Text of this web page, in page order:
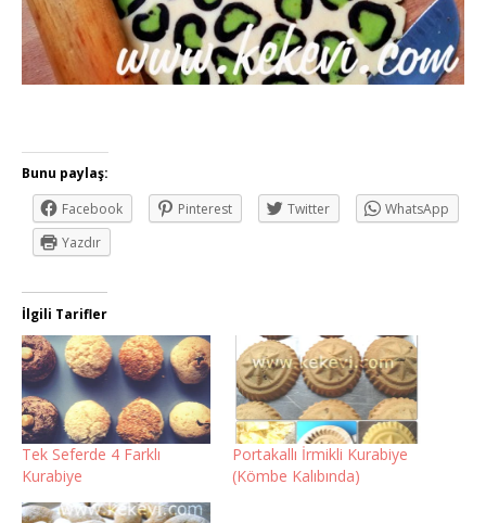
Bunu paylaş:
Facebook
Pinterest Twitter
WhatsApp
Yazdır
İlgili Tarifler
Tek Seferde 4 Farklı
Kurabiye
Portakallı İrmikli Kurabiye
(Kömbe Kalıbında)